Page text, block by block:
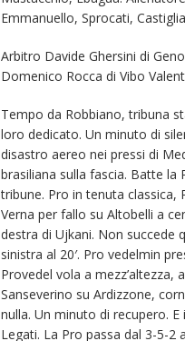
Emmanuello, Sprocati,
Arbitro Davide Ghersini di
Domenico Rocca di Vibo
Tempo da Robbiano, tribuna
loro dedicato. Un minuto di
disastro aereo nei pressi di
brasiliana sulla fascia. Batte la
tribune. Pro in tenuta classica,
Verna per fallo su Altobelli a
destra di Ujkani. Non succede
sinistra al 20′. Pro vedelmin
Provedel vola a mezz’altezza,
Sanseverino su Ardizzone,
nulla. Un minuto di recupero.
Legati. La Pro passa dal 3-5-2